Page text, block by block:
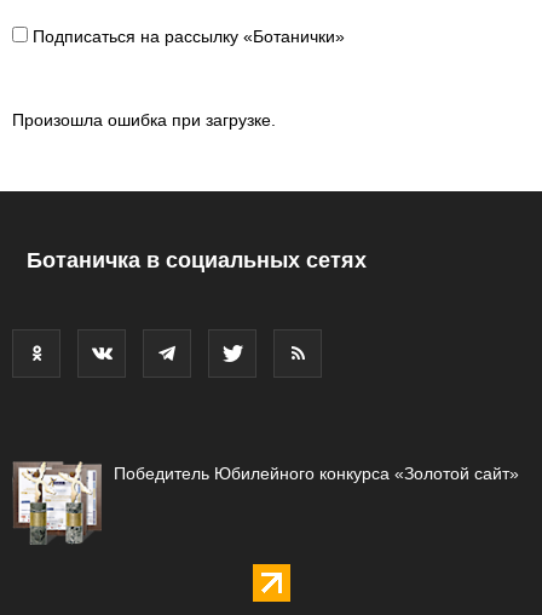
Подписаться на рассылку «Ботанички»
Произошла ошибка при загрузке.
Ботаничка в социальных сетях
Победитель Юбилейного конкурса «Золотой сайт»